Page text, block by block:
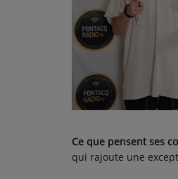
ARCHIVES - SAISONS PASSÉES
VOS ÉMISSIONS EN IMAGES
VOTRE PUBLICITÉ SUR PONTACQ
Ce que pensent ses
qui rajoute une